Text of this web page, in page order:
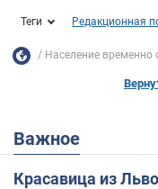
Теги Редакционная
Население временно
Важное
Красавица из